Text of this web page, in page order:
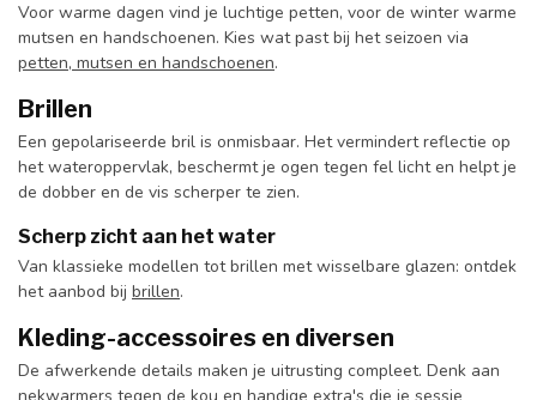
Voor warme dagen vind je luchtige petten, voor de winter warme
mutsen en handschoenen. Kies wat past bij het seizoen via
petten, mutsen en handschoenen.
Brillen
Een gepolariseerde bril is onmisbaar. Het vermindert reflectie op
het wateroppervlak, beschermt je ogen tegen fel licht en helpt je
de dobber en de vis scherper te zien.
Scherp zicht aan het water
Van klassieke modellen tot brillen met wisselbare glazen: ontdek
het aanbod bij brillen.
Kleding-accessoires en diversen
De afwerkende details maken je uitrusting compleet. Denk aan
nekwarmers tegen de kou en handige extra's die je sessie